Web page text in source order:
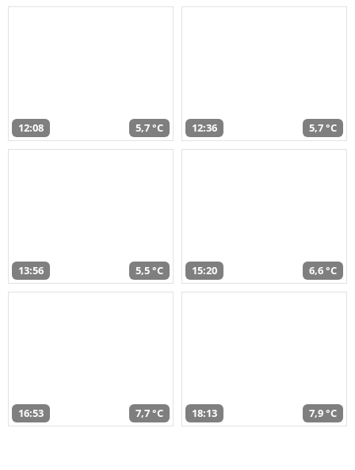
12:08 5,7 °C 12:36 5,7 °C
13:56 5,5 °C 15:20 6,6 °C
16:53 7,7 °C 18:13 7,9 °C